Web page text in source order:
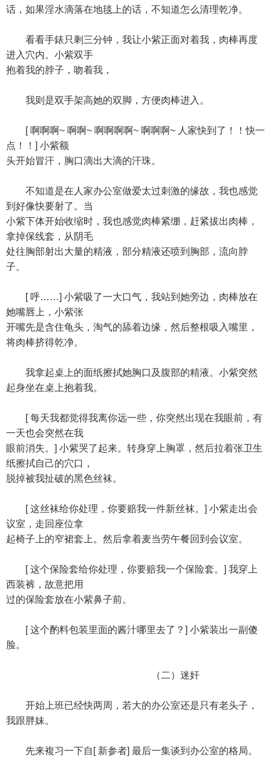
话，如果淫水滴落在地毯上的话，不知道怎么清理乾净。
看看手錶只剩三分钟，我让小紫正面对着我，肉棒再度
进入穴内。小紫双手
抱着我的脖子，吻着我，
我则是双手架高她的双脚，方便肉棒进入。
[ 啊啊啊~ 啊啊~ 啊啊啊啊~ 啊啊啊~ 人家快到了！！快一
点！！] 小紫额
头开始冒汗，胸口滴出大滴的汗珠。
不知道是在人家办公室做爱太过刺激的缘故，我也感觉
到好像快要射了。当
小紫下体开始收缩时，我也感觉肉棒紧绷，赶紧拔出肉棒，
拿掉保线套，从阴毛
处往胸部射出大量的精液，部分精液还喷到胸部，流向脖
子。
[ 呼……] 小紫吸了一大口气，我站到她旁边，肉棒放在
她嘴唇上，小紫张
开嘴先是含住龟头，淘气的舔着边缘，然后整根吸入嘴里，
将肉棒挤得乾净。
我拿起桌上的面纸擦拭她胸口及腹部的精液。小紫突然
起身坐在桌上抱着我。
[ 每天我都觉得我离你远一些，你突然出现在我眼前，有
一天也会突然在我
眼前消失。] 小紫哭了起来。转身穿上胸罩，然后拉着张卫生
纸擦拭自己的穴口，
脱掉被我扯破的黑色丝袜。
[ 这丝袜给你处理，你要赔我一件新丝袜。] 小紫走出会
议室，走回座位拿
起椅子上的窄裙套上。然后拿着麦当劳午餐回到会议室。
[ 这个保险套给你处理，你要赔我一个保险套。] 我穿上
西装裤，故意把用
过的保险套放在小紫鼻子前。
[ 这个酌料包装里面的酱汁哪里去了？] 小紫装出一副傻
脸。
（二）迷奸
开始上班已经快两周，若大的办公室还是只有老头子，
我跟胖妹。
先来複习一下自[ 新参者] 最后一集谈到办公室的格局。